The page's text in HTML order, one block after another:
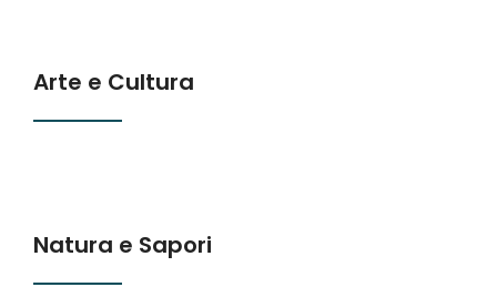
Arte e Cultura
Natura e Sapori